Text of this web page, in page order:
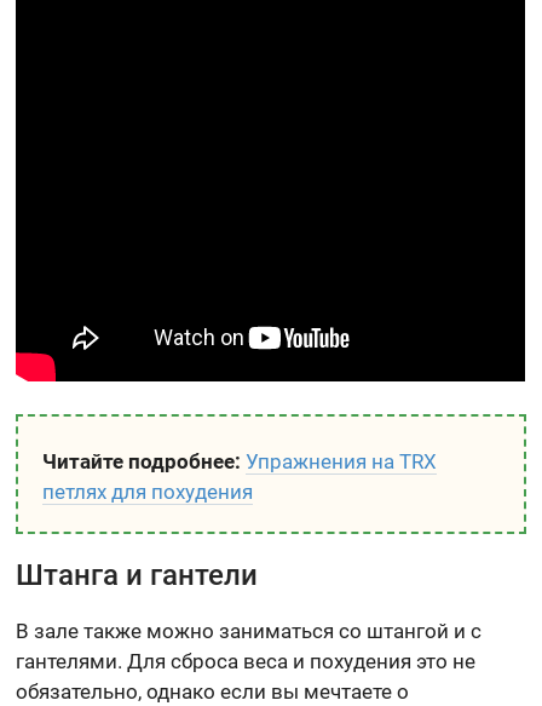
Читайте подробнее: Упражнения на TRX
петлях для похудения
Штанга и гантели
В зале также можно заниматься со штангой и с
гантелями. Для сброса веса и похудения это не
обязательно, однако если вы мечтаете о